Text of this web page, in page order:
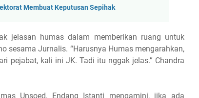
Membuat Keputusan Sepihak
jelasan humas dalam memberikan ruang untuk
sesama Jurnalis. “Harusnya Humas mengarahkan,
pejabat, kali ini JK. Tadi itu nggak jelas.” Chandra
Unsoed, Endang Istanti mengamini, jika ada